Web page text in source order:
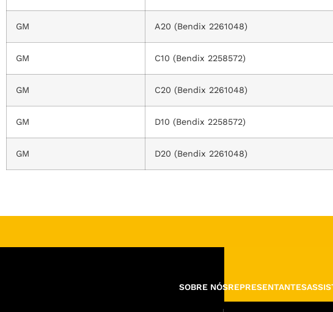
GM A20 (Bendix 2261048)
GM C10 (Bendix 2258572)
GM C20 (Bendix 2261048)
GM D10 (Bendix 2258572)
GM D20 (Bendix 2261048)
SOBRE NÓSREPRESENTANTES